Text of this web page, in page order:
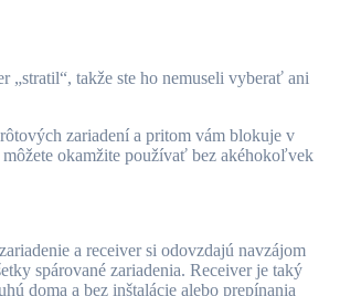
zariadení a pritom vám blokuje v
okamžite používať bez akéhokoľvek
a receiver si odovzdajú navzájom
spárované zariadenia. Receiver je taký
doma a bez inštalácie alebo prepínania